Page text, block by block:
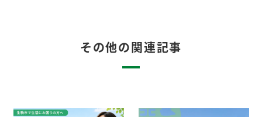
その他の関連記事